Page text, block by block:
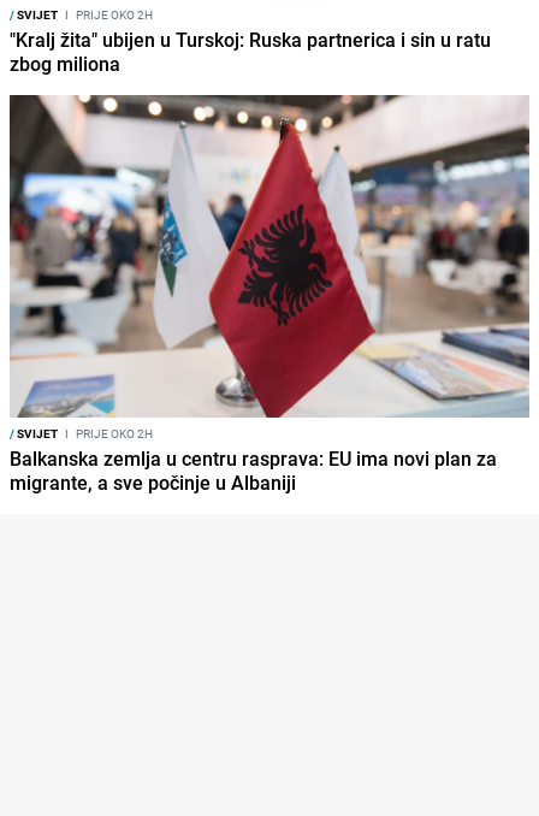
/SVIJET I PRIJE OKO 2H
"Kralj žita" ubijen u Turskoj: Ruska partnerica i sin u ratu
zbog miliona
/SVIJET I PRIJE OKO 2H
Balkanska zemlja u centru rasprava: EU ima novi plan za
migrante, a sve počinje u Albaniji